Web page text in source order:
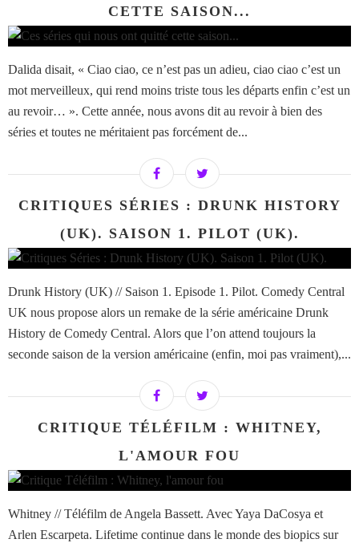
CETTE SAISON...
Dalida disait, « Ciao ciao, ce n’est pas un adieu, ciao ciao c’est un
mot merveilleux, qui rend moins triste tous les départs enfin c’est un
au revoir… ». Cette année, nous avons dit au revoir à bien des
séries et toutes ne méritaient pas forcément de...
CRITIQUES SÉRIES : DRUNK HISTORY
(UK). SAISON 1. PILOT (UK).
Drunk History (UK) // Saison 1. Episode 1. Pilot. Comedy Central
UK nous propose alors un remake de la série américaine Drunk
History de Comedy Central. Alors que l’on attend toujours la
seconde saison de la version américaine (enfin, moi pas vraiment),...
CRITIQUE TÉLÉFILM : WHITNEY,
L'AMOUR FOU
Whitney // Téléfilm de Angela Bassett. Avec Yaya DaCosya et
Arlen Escarpeta. Lifetime continue dans le monde des biopics sur